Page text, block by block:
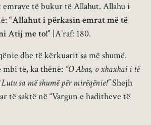
të bukur të Allahut. Allahu i
“Allahut i përkasin emrat më të
Atij me to!” |A’raf: 180.
dhe të kërkuarit sa më shumë.
të, ka thënë: “O Abas, o xhaxhai i të
sa më shumë për mirëqënie!”Shejh
të saktë në “Vargun e haditheve të